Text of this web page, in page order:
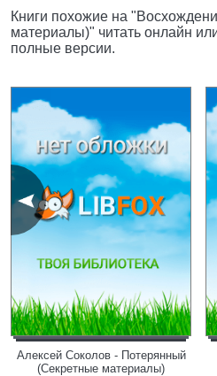
Книги похожие на
материалы)" читать онлайн
полные версии.
Алексей Соколов - Потерянный
(Секретные материалы)